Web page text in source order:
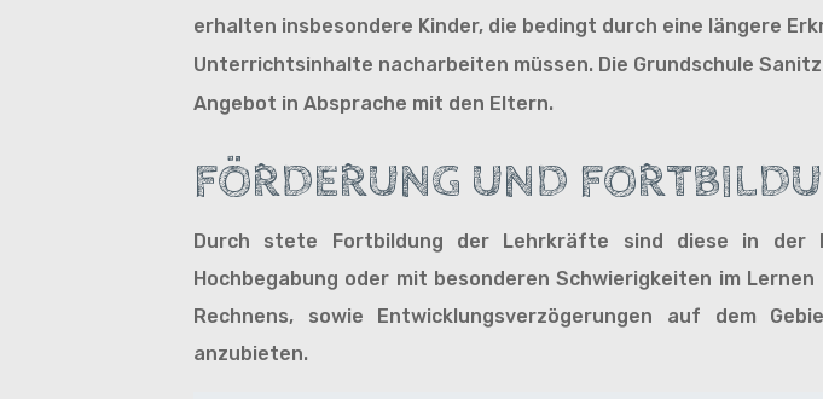
erhalten insbesondere Kinder, die bedingt durch eine längere
Unterrichtsinhalte nacharbeiten müssen. Die Grundschule
Angebot in Absprache mit den Eltern.
FÖRDERUNG UND
Durch stete Fortbildung der Lehrkräfte sind diese in der
Hochbegabung oder mit besonderen Schwierigkeiten im
Rechnens, sowie Entwicklungsverzögerungen auf dem
anzubieten.